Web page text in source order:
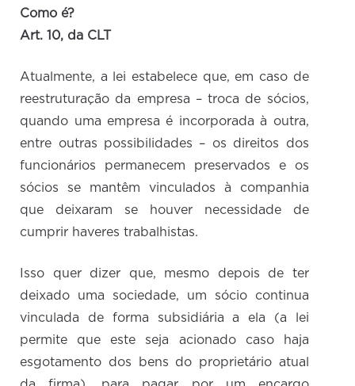
Como é?
Art. 10, da CLT
Atualmente, a lei estabelece que, em caso de
reestruturação da empresa – troca de sócios,
quando uma empresa é incorporada à outra,
entre outras possibilidades – os direitos dos
funcionários permanecem preservados e os
sócios se mantêm vinculados à companhia
que deixaram se houver necessidade de
cumprir haveres trabalhistas.
Isso quer dizer que, mesmo depois de ter
deixado uma sociedade, um sócio continua
vinculada de forma subsidiária a ela (a lei
permite que este seja acionado caso haja
esgotamento dos bens do proprietário atual